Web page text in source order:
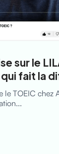
sur le
fait la
le TOEIC chez